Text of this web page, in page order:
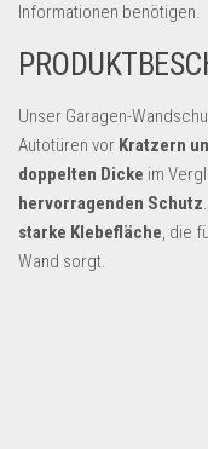
Newsletter
Informationen benötigen.
Unser Garagen-
Autotüren vor Kratzern
doppelten Dicke im
hervorragenden Schutz
starke Klebefläche, die
Wand sorgt.